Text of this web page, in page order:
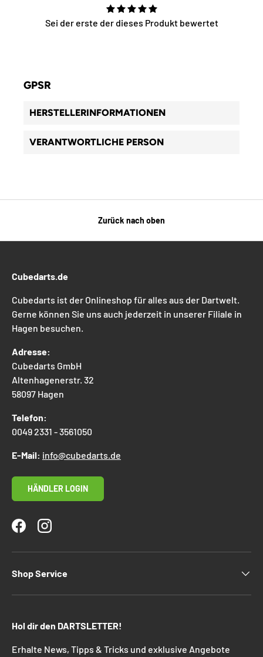
Sei der erste der dieses Produkt bewertet
GPSR
HERSTELLERINFORMATIONEN
VERANTWORTLICHE PERSON
Zurück nach oben
Cubedarts.de
Cubedarts ist der Onlineshop für alles aus der Dartwelt.
Gerne können Sie uns auch jederzeit in unserer Filiale in
Hagen besuchen.
Adresse:
Cubedarts GmbH
Altenhagenerstr. 32
58097 Hagen
Telefon:
0049 2331 - 3561050
E-Mail: info@cubedarts.de
HÄNDLER LOGIN
FacebookInstagram
Shop Service
Hol dir den DARTSLETTER!
Erhalte News, Tipps & Tricks und exklusive Angebote